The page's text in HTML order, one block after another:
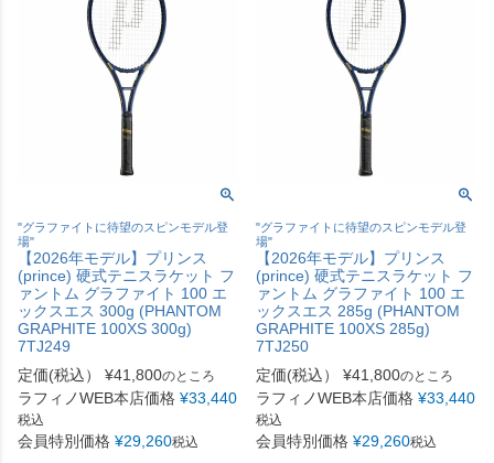
"グラファイトに待望のスピンモデル登
場"
【2026年モデル】プリンス
(prince) 硬式テニスラケット フ
ァントム グラファイト 100 エ
ックスエス 300g (PHANTOM
GRAPHITE 100XS 300g)
7TJ249
定価(税込）
¥41,800のところ
ラフィノWEB本店価格 ¥33,440
税込
会員特別価格 ¥29,260税込
"グラファイトに待望のスピンモデル登
場"
【2026年モデル】プリンス
(prince) 硬式テニスラケット フ
ァントム グラファイト 100 エ
ックスエス 285g (PHANTOM
GRAPHITE 100XS 285g)
7TJ250
定価(税込）
¥41,800のところ
ラフィノWEB本店価格 ¥33,440
税込
会員特別価格 ¥29,260税込